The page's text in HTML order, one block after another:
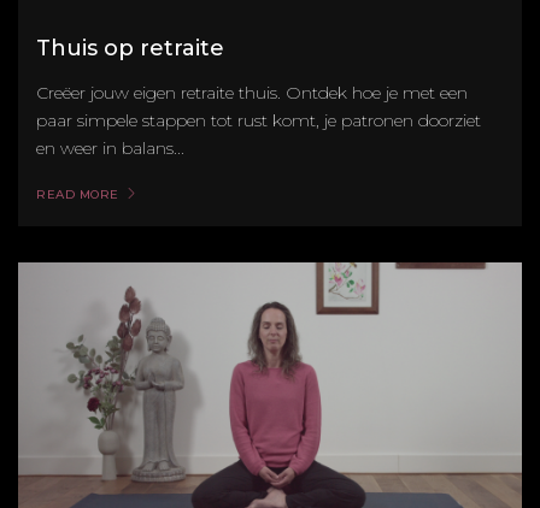
Thuis op retraite
Creëer jouw eigen retraite thuis. Ontdek hoe je met een
paar simpele stappen tot rust komt, je patronen doorziet
en weer in balans...
READ MORE